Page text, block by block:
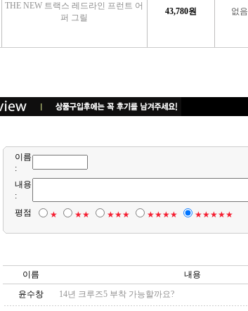
THE NEW 트랙스 레드라인 프런트 어
퍼 그릴
43,780원 없음
이름
:
내용
:
평점
★ ★★ ★★★ ★★★★ ★★★★★
이름 내용
윤수창
14년 크루즈5 부착 가능할까요?